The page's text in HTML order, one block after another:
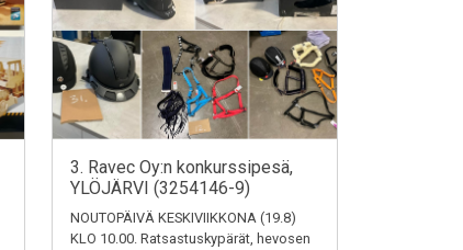
3. Ravec Oy:n konkurssipesä,
YLÖJÄRVI (3254146-9)
NOUTOPÄIVÄ KESKIVIIKKONA (19.8)
KLO 10.00. Ratsastuskypärät, hevosen